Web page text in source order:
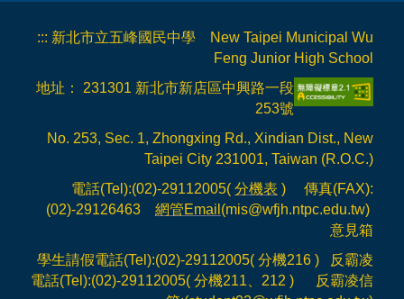
::: 新北市立五峰國民中學 New Taipei Municipal Wu
Feng Junior High School
地址： 231301 新北市新店區中興路一段
253號
No. 253, Sec. 1, Zhongxing Rd., Xindian Dist., New
Taipei City 231001, Taiwan (R.O.C.)
電話(Tel):(02)-29112005( 分機表 ) 傳真(FAX):
(02)-29126463 網管Email (mis@wfjh.ntpc.edu.tw)
意見箱
學生請假電話(Tel):(02)-29112005( 分機216 ) 反霸凌
電話(Tel):(02)-29112005( 分機211、212 ) 反霸凌信